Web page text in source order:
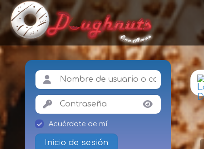
Acuérdate de mí
Inicio de sesión